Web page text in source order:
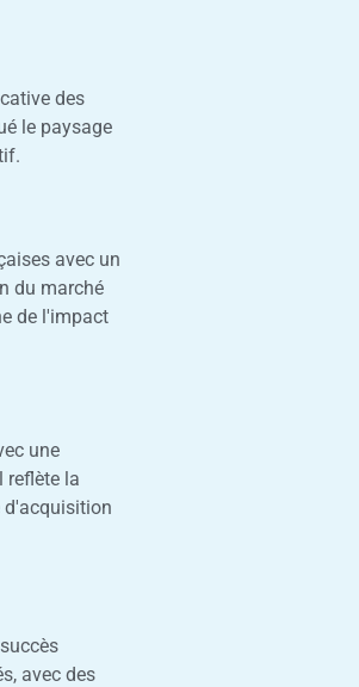
des
le paysage
avec un
du marché
de l'impact
une
reflète la
d'acquisition
avec des